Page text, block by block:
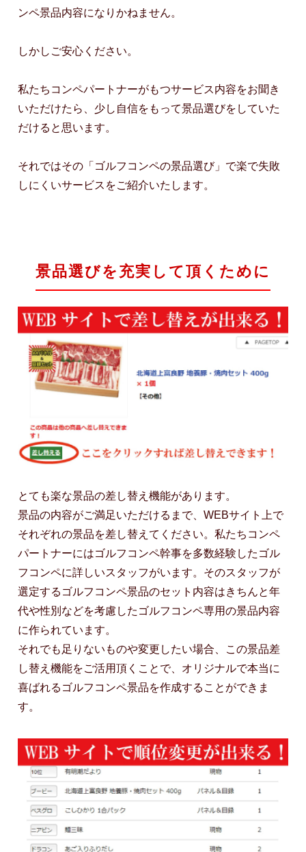
ンペ景品内容になりかねません。
しかしご安心ください。
私たちコンペパートナーがもつサービス内容をお聞き
いただけたら、少し自信をもって景品選びをしていた
だけると思います。
それではその「ゴルフコンペの景品選び」で楽で失敗
しにくいサービスをご紹介いたします。
景品選びを充実して頂くために
とても楽な景品の差し替え機能があります。
景品の内容がご満足いただけるまで、WEBサイト上で
それぞれの景品を差し替えてください。私たちコンペ
パートナーにはゴルフコンペ幹事を多数経験したゴル
フコンペに詳しいスタッフがいます。そのスタッフが
選定するゴルフコンペ景品のセット内容はきちんと年
代や性別などを考慮したゴルフコンペ専用の景品内容
に作られています。
それでも足りないものや変更したい場合、この景品差
し替え機能をご活用頂くことで、オリジナルで本当に
喜ばれるゴルフコンペ景品を作成することができま
す。